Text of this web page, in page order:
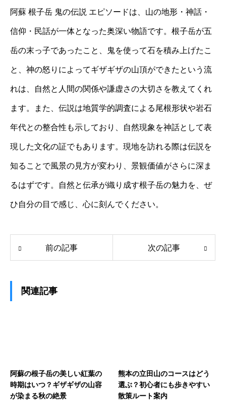
阿蘇 根子岳 鬼の伝説 エピソードは、山の地形・神話・
信仰・民話が一体となった奥深い物語です。根子岳が五
岳の末っ子であったこと、鬼を使って石を積み上げたこ
と、神の怒りによってギザギザの山頂ができたという流
れは、自然と人間の関係や謙虚さの大切さを教えてくれ
ます。また、伝説は地質学的調査による尾根形状や岩石
年代との整合性も示しており、自然現象を神話として表
現した文化の証でもあります。現地を訪れる際は伝説を
知ることで風景の見方が変わり、景観価値がさらに深ま
るはずです。自然と伝承が織り成す根子岳の魅力を、ぜ
ひ自分の目で感じ、心に刻んでください。
前の記事 次の記事
関連記事
阿蘇の根子岳の美しい紅葉の
時期はいつ？ギザギザの山容
が染まる秋の絶景
熊本の立田山のコースはどう
選ぶ？初心者にも歩きやすい
散策ルート案内